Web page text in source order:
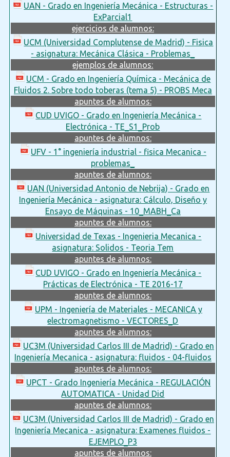
UAN - Grado en Ingeniería Mecánica - Estructuras -
ExParcial1
ejercicios de alumnos:
UCM (Universidad Complutense de Madrid) - Fisica
- asignatura: Mecánica Clásica - Problemas_
ejemplos de alumnos:
UCM - Grado en Ingeniería Química - Mecánica de
Fluidos 2. Sobre todo toberas (tema 5) - PROBS Meca
apuntes de alumnos:
CUD UVIGO - Grado en Ingeniería Mecánica -
Electrónica - TE_S1_Prob
apuntes de alumnos:
UFV - 1° ingeniería industrial - fisica Mecanica -
problemas_
apuntes de alumnos:
UAN (Universidad Antonio de Nebrija) - Grado en
Ingeniería Mecánica - asignatura: Cálculo, Diseño y
Ensayo de Máquinas - 10_MABH_Ca
apuntes de alumnos:
Universidad de Texas - Ingenieria Mecanica -
asignatura: Solidos - Teoria Tem
apuntes de alumnos:
CUD UVIGO - Grado en Ingeniería Mecánica -
Prácticas de Electrónica - TE 2016-17
apuntes de alumnos:
UPM - Ingeniería de Materiales - MECANICA y
electromagnetismo - VECTORES_D
apuntes de alumnos:
UC3M (Universidad Carlos III de Madrid) - Grado en
Ingeniería Mecanica - asignatura: fluidos - 04-fluidos
apuntes de alumnos:
UPCT - Grado Ingeniería Mecánica - REGULACIÓN
AUTOMATICA - Unidad Did
apuntes de alumnos:
UC3M (Universidad Carlos III de Madrid) - Grado en
Ingeniería Mecanica - asignatura: Examenes fluidos -
EJEMPLO_P3
apuntes de alumnos: